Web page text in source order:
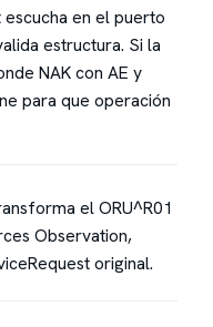
en el puerto
estructura. Si la
NAK con AE y
para que operación
el ORU^R01
Observation,
original.